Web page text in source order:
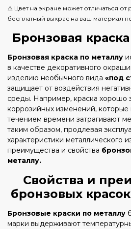
⚠️ Цвет на экране может отличаться от
бесплатный выкрас на ваш материал
Бронзовая
Бронзовая краска по металлу
в качестве декоративного
изделию необычного вида «под
защищает от воздействия
среды. Например, краска хорошо
коррозийных изменений,
течением времени затрагивают
таким образом, продлевая
характеристики металлического
преимущества и свойства
металлу.
Свойства и
бронзовых
Бронзовые краски по металлу
марки выдерживают